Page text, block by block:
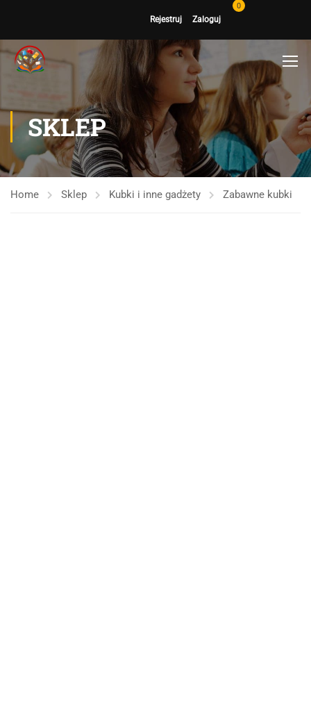
Rejestruj Zaloguj
0
SKLEP
Home Sklep Kubki i inne gadżety Zabawne kubki